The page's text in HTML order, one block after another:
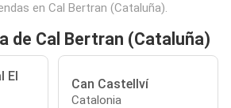
en Cal Bertran (Cataluña).
de Cal Bertran (Cataluña)
El
Can Castellví
Catalonia